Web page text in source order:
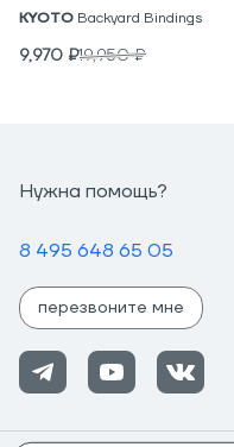
KYOTO Backyard Bindings
9,970 ₽19,950₽
Нужна помощь?
8 495 648 65 05
перезвоните мне